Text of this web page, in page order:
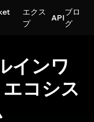
エクス
プ
API
ブロ
グ
インワ
コシス